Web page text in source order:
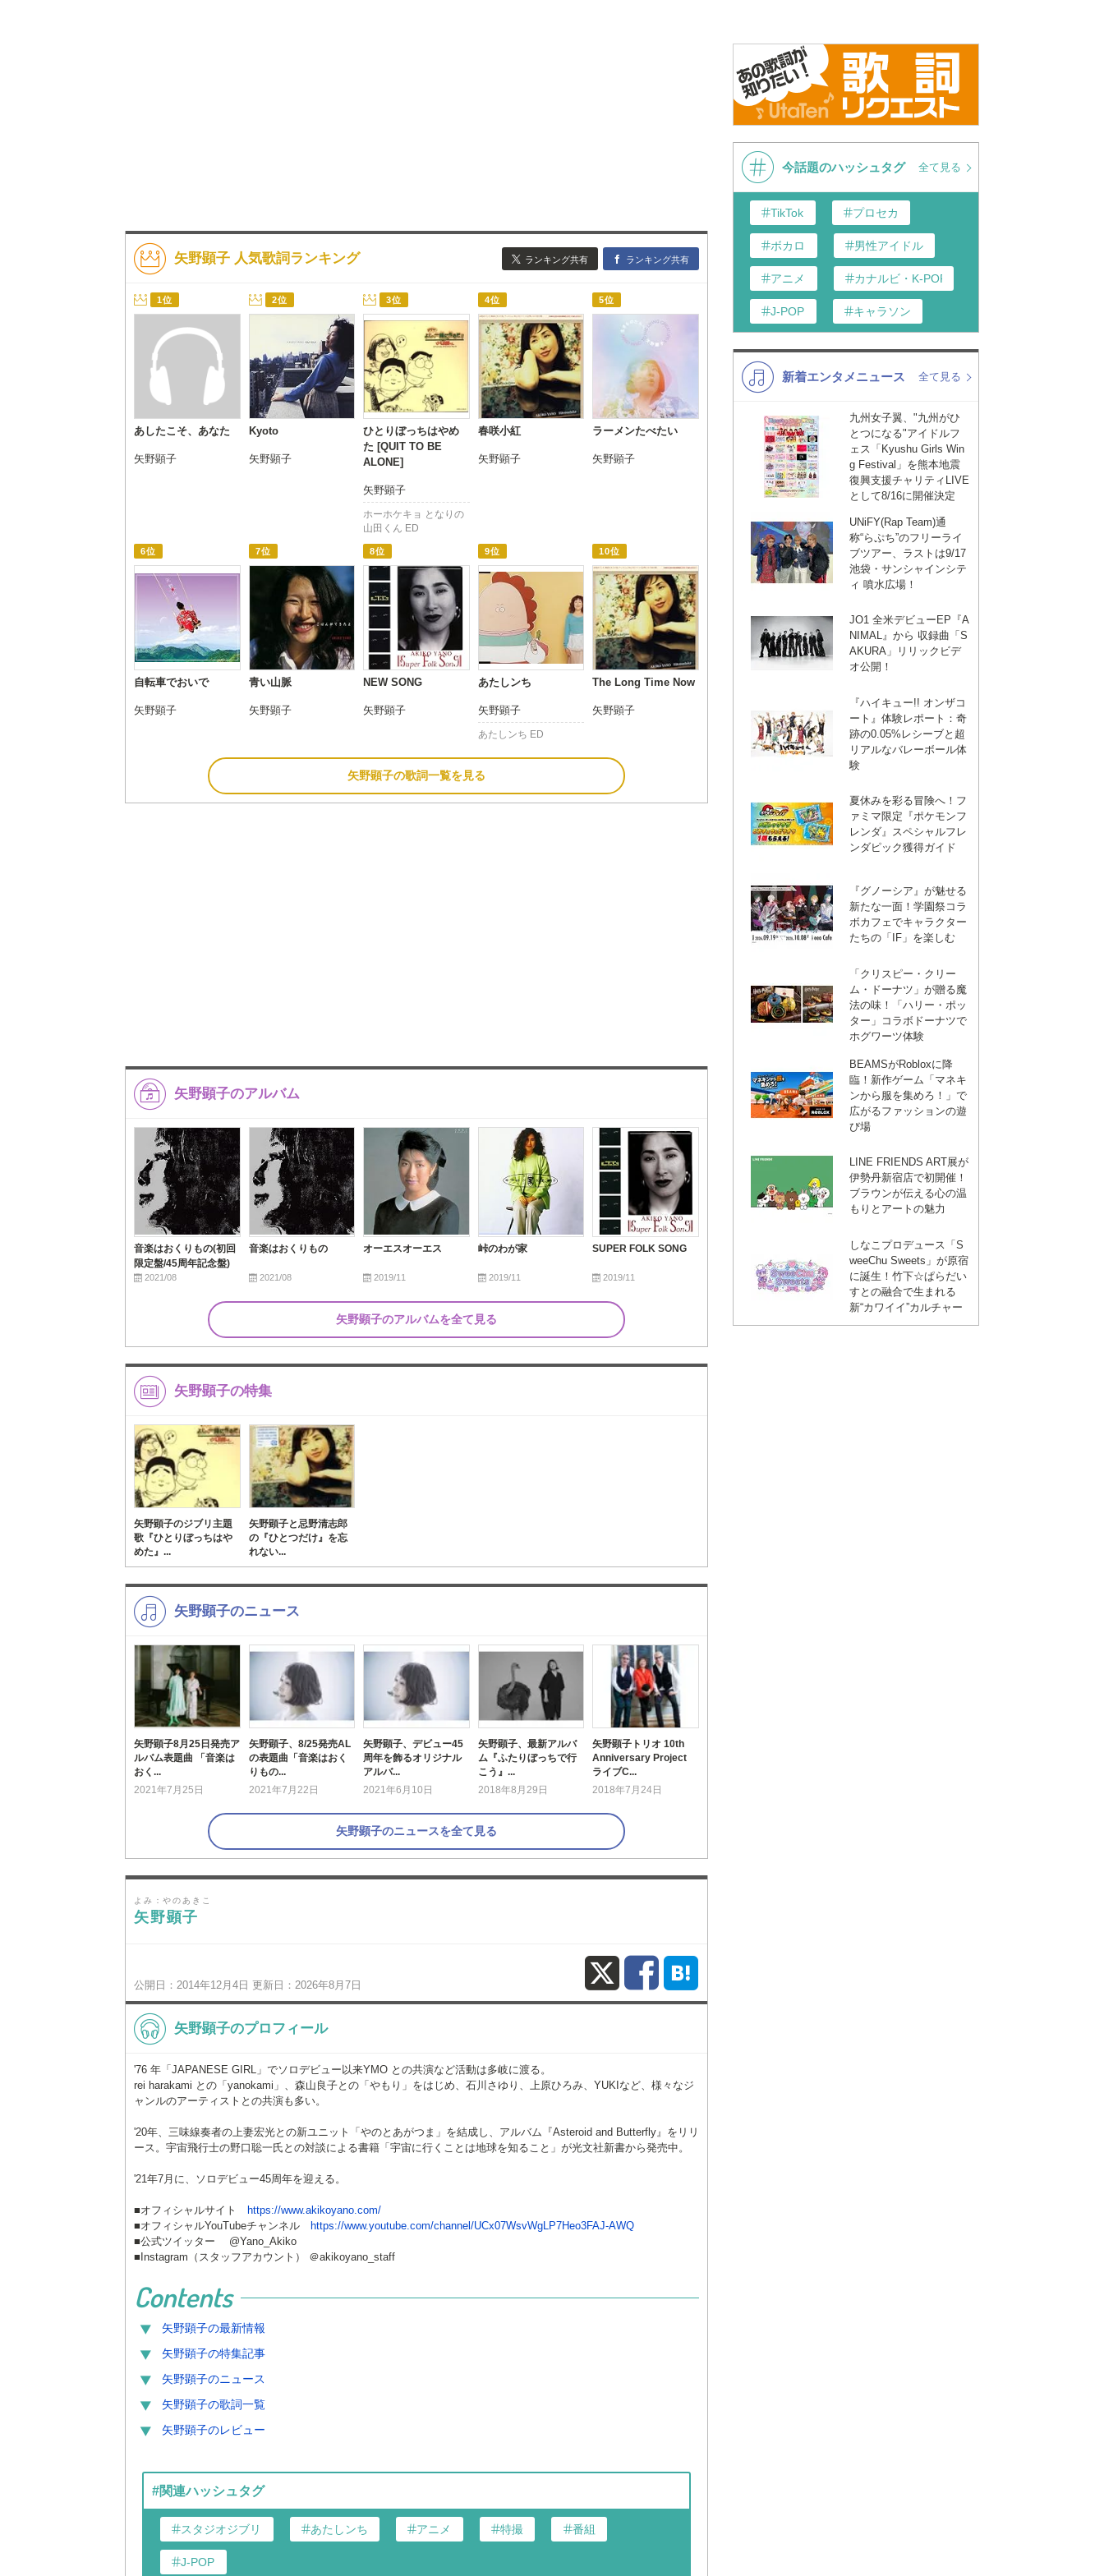
矢野顕子 人気歌詞ランキング ランキング共有 ランキング共有
1位
あしたこそ、あなた
矢野顕子
2位
Kyoto
矢野顕子
3位
ひとりぼっちはやめ
た [QUIT TO BE
ALONE]
矢野顕子
ホーホケキョ となりの
山田くん ED
4位
春咲小紅
矢野顕子
5位
ラーメンたべたい
矢野顕子
6位
自転車でおいで
矢野顕子
7位
青い山脈
矢野顕子
8位
NEW SONG
矢野顕子
9位
あたしンち
矢野顕子
あたしンち ED
10位
The Long Time Now
矢野顕子
矢野顕子の歌詞一覧を見る
矢野顕子のアルバム
音楽はおくりもの(初回
限定盤/45周年記念盤)
2021/08
音楽はおくりもの
2021/08
オーエスオーエス
2019/11
峠のわが家
2019/11
SUPER FOLK SONG
2019/11
矢野顕子のアルバムを全て見る
矢野顕子の特集
矢野顕子のジブリ主題
歌『ひとりぼっちはや
めた』...
矢野顕子と忌野清志郎
の『ひとつだけ』を忘
れない...
矢野顕子のニュース
矢野顕子8月25日発売ア
ルバム表題曲 「音楽は
おく...
2021年7月25日
矢野顕子、8/25発売AL
の表題曲「音楽はおく
りもの...
2021年7月22日
矢野顕子、デビュー45
周年を飾るオリジナル
アルバ...
2021年6月10日
矢野顕子、最新アルバ
ム『ふたりぼっちで行
こう』...
2018年8月29日
矢野顕子トリオ 10th
Anniversary Project
ライブC...
2018年7月24日
矢野顕子のニュースを全て見る
よみ：やのあきこ
矢野顕子
公開日：2014年12月4日 更新日：2026年8月7日 X Facebook
矢野顕子のプロフィール
'76 年「JAPANESE GIRL」でソロデビュー以来YMO との共演など活動は多岐に渡る。
rei harakami との「yanokami」、森山良子との「やもり」をはじめ、石川さゆり、上原ひろみ、YUKIなど、様々なジ
ャンルのアーティストとの共演も多い。
'20年、三味線奏者の上妻宏光との新ユニット「やのとあがつま」を結成し、アルバム『Asteroid and Butterfly』をリリ
ース。宇宙飛行士の野口聡一氏との対談による書籍「宇宙に行くことは地球を知ること」が光文社新書から発売中。
'21年7月に、ソロデビュー45周年を迎える。
■オフィシャルサイト https://www.akikoyano.com/
■オフィシャルYouTubeチャンネル https://www.youtube.com/channel/UCx07WsvWgLP7Heo3FAJ-AWQ
■公式ツイッター @Yano_Akiko
■Instagram（スタッフアカウント） ＠akikoyano_staff
Contents
矢野顕子の最新情報
矢野顕子の特集記事
矢野顕子のニュース
矢野顕子の歌詞一覧
矢野顕子のレビュー
#関連ハッシュタグ
スタジオジブリ あたしンち アニメ 特撮 番組
J-POP
今話題のハッシュタグ 全て見る
TikTok プロセカ
ボカロ 男性アイドル
アニメ カナルビ・K-POP和訳
J-POP キャラソン
K-POP 演歌・歌謡
洋楽
VTuber ディズニー
新着エンタメニュース 全て見る
九州女子翼、"九州がひ
とつになる"アイドルフ
ェス「Kyushu Girls Win
g Festival」を熊本地震
復興支援チャリティLIVE
として8/16に開催決定
UNiFY(Rap Team)通
称“らぷち”のフリーライ
ブツアー、ラストは9/17
池袋・サンシャインシテ
ィ 噴水広場！
JO1 全米デビューEP『A
NIMAL』から 収録曲「S
AKURA」リリックビデ
オ公開！
『ハイキュー!! オンザコ
ート』体験レポート：奇
跡の0.05%レシーブと超
リアルなバレーボール体
験
夏休みを彩る冒険へ！フ
ァミマ限定『ポケモンフ
レンダ』スペシャルフレ
ンダピック獲得ガイド
『グノーシア』が魅せる
新たな一面！学園祭コラ
ボカフェでキャラクター
たちの「IF」を楽しむ
「クリスピー・クリー
ム・ドーナツ」が贈る魔
法の味！「ハリー・ポッ
ター」コラボドーナツで
ホグワーツ体験
BEAMSがRobloxに降
臨！新作ゲーム「マネキ
ンから服を集めろ！」で
広がるファッションの遊
び場
LINE FRIENDS ART展が
伊勢丹新宿店で初開催！
ブラウンが伝える心の温
もりとアートの魅力
しなこプロデュース「S
weeChu Sweets」が原宿
に誕生！竹下☆ぱらだい
すとの融合で生まれる
新“カワイイ”カルチャー